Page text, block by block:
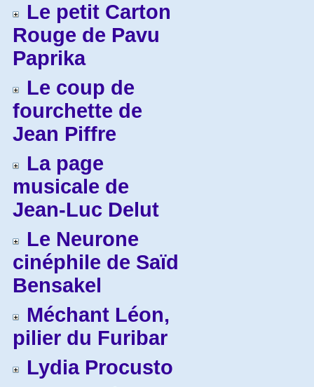
Le petit Carton
Rouge de Pavu
Paprika
Le coup de
fourchette de
Jean Piffre
La page
musicale de
Jean-Luc Delut
Le Neurone
cinéphile de Saïd
Bensakel
Méchant Léon,
pilier du Furibar
Lydia Procusto